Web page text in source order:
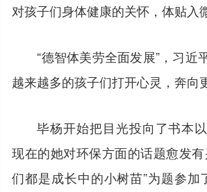
对孩子们身体健康的关怀，体贴入
“德智体美劳全面发展”，习近
越来越多的孩子们打开心灵，奔向
毕杨开始把目光投向了书本
现在的她对环保方面的话题愈发
们都是成长中的小树苗”为题参加